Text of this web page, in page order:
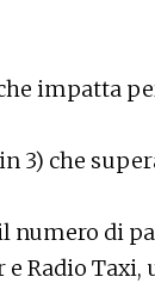
impatta
3) che
numero di
Radio